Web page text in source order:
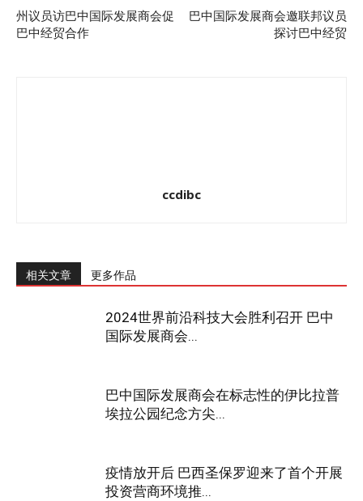
州议员访巴中国际发展商会促
巴中经贸合作
巴中国际发展商会邀联邦议员
探讨巴中经贸
ccdibc
相关文章 更多作品
2024世界前沿科技大会胜利召开 巴中
国际发展商会...
巴中国际发展商会在标志性的伊比拉普
埃拉公园纪念方尖...
疫情放开后 巴西圣保罗迎来了首个开展
投资营商环境推...